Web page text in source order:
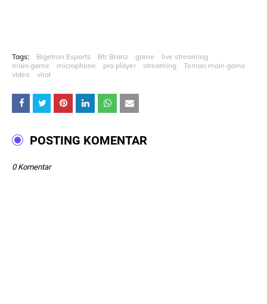
Tags: Bigetron Esports Btr Branz game
live streaming
main game
microphone pro player streaming
Teman main game
video
viral
POSTING KOMENTAR
0 Komentar